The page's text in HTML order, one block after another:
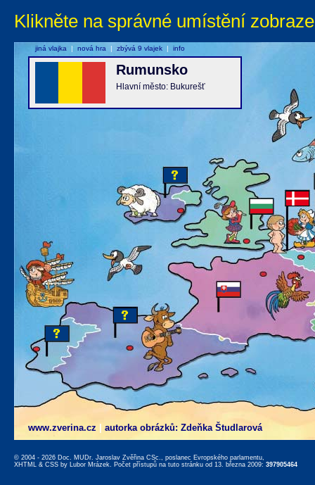
Klikněte na správné umístění
www.zverina.cz autorka obrázků: Zdeňka Študlarová
Rumunsko
Hlavní město: Bukurešť
jiná vlajka | nová hra | zbývá 9 vlajek | info
© 2004 - 2026 Doc. MUDr. Jaroslav Zvěřina CSc., poslanec Evropského parlamentu,
XHTML & CSS by Lubor Mrázek. Počet přístupů na tuto stránku od 13. března 2009: 397905464